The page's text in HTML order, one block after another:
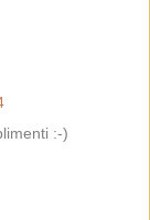
:-)